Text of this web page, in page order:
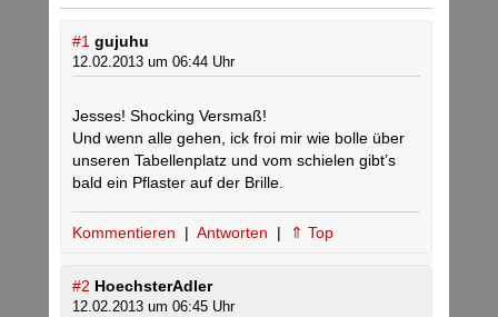
#1 gujuhu
12.02.2013 um 06:44 Uhr
Jesses! Shocking Versmaß!
Und wenn alle gehen, ick froi mir wie bolle über
unseren Tabellenplatz und vom schielen gibt’s
bald ein Pflaster auf der Brille.
Kommentieren | Antworten | ⇑ Top
#2 HoechsterAdler
12.02.2013 um 06:45 Uhr